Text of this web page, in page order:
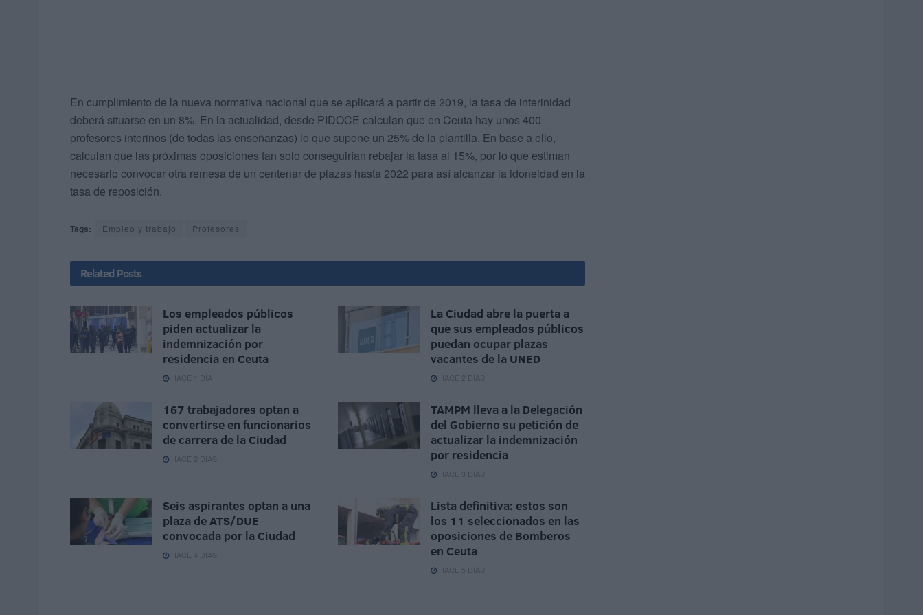
En cumplimiento de la nueva normativa nacional que se aplicará a partir de 2019, la tasa de interinidad
deberá situarse en un 8%. En la actualidad, desde PIDOCE calculan que en Ceuta hay unos 400
profesores interinos (de todas las enseñanzas) lo que supone un 25% de la plantilla. En base a ello,
calculan que las próximas oposiciones tan solo conseguirían rebajar la tasa al 15%, por lo que estiman
necesario convocar otra remesa de un centenar de plazas hasta 2022 para así alcanzar la idoneidad en la
tasa de reposición.
Tags: Empleo y trabajo Profesores
Related Posts
Los empleados públicos
piden actualizar la
indemnización por
residencia en Ceuta
HACE 1 DÍA
La Ciudad abre la puerta a
que sus empleados públicos
puedan ocupar plazas
vacantes de la UNED
HACE 2 DÍAS
167 trabajadores optan a
convertirse en funcionarios
de carrera de la Ciudad
HACE 2 DÍAS
TAMPM lleva a la Delegación
del Gobierno su petición de
actualizar la indemnización
por residencia
HACE 3 DÍAS
Seis aspirantes optan a una
plaza de ATS/DUE
convocada por la Ciudad
HACE 4 DÍAS
Lista definitiva: estos son
los 11 seleccionados en las
oposiciones de Bomberos
en Ceuta
HACE 5 DÍAS